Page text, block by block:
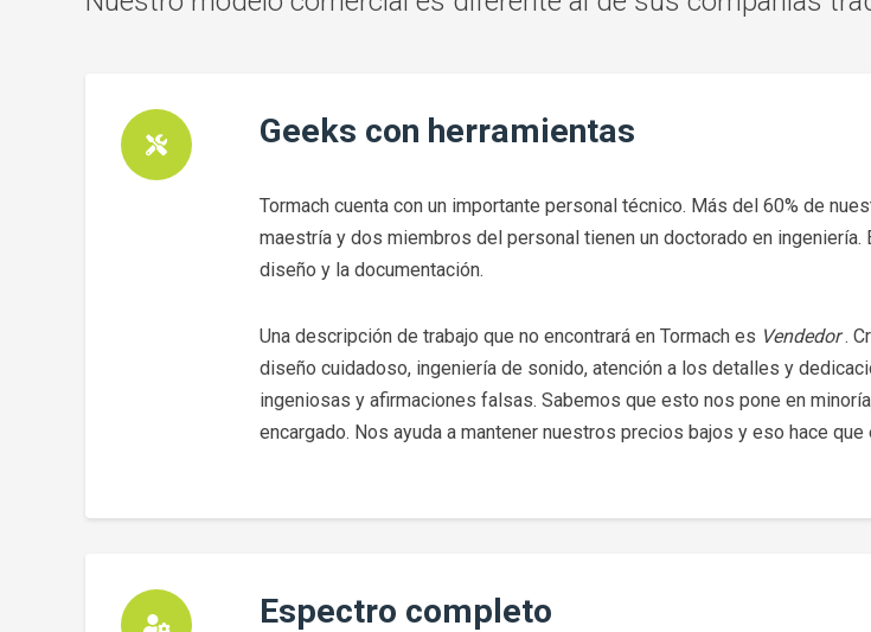
Geeks con herramientas
Tormach cuenta con un importante personal técnico. Más del 60% de
maestría y dos miembros del personal tienen un doctorado en
diseño y la documentación.
Una descripción de trabajo que no encontrará en Tormach es Vendedor.
diseño cuidadoso, ingeniería de sonido, atención a los detalles y
ingeniosas y afirmaciones falsas. Sabemos que esto nos pone en
encargado. Nos ayuda a mantener nuestros precios bajos y eso hace
Espectro completo